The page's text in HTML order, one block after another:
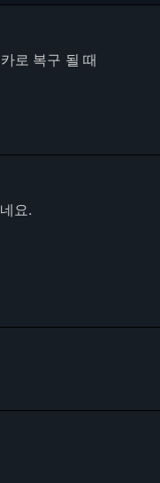
로 복구 될 때
요.